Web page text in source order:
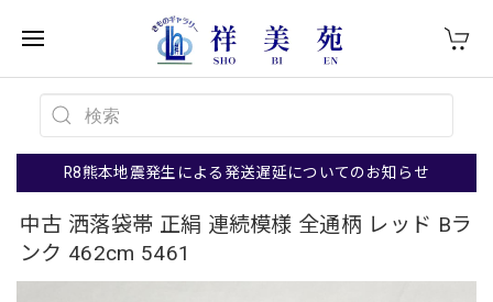
R8熊本地震発生による発送遅延についてのお知らせ
中古 洒落袋帯 正絹 連続模様 全通柄 レッド Bラ
ンク 462cm 5461